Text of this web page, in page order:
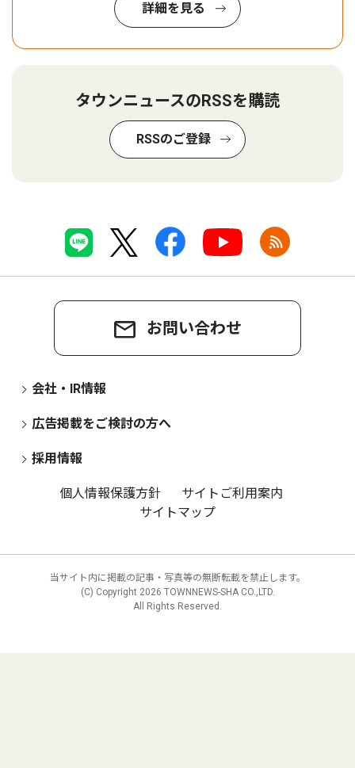
詳細を見る
タウンニュースのRSSを購読
RSSのご登録
お問い合わせ
会社・IR情報
広告掲載をご検討の方へ
採用情報
個人情報保護方針
サイトご利用案内
サイトマップ
当サイト内に掲載の記事・写真等の無断転載を禁止します。
(C) Copyright 2026 TOWNNEWS-SHA CO.,LTD.
All Rights Reserved.